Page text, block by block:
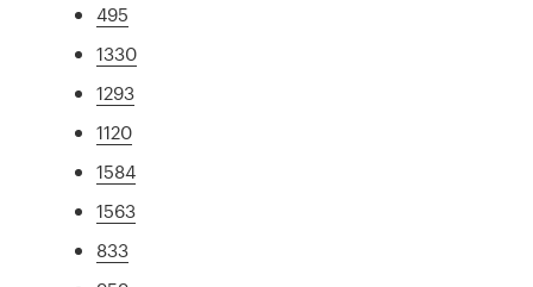
495
1330
1293
1120
1584
1563
833